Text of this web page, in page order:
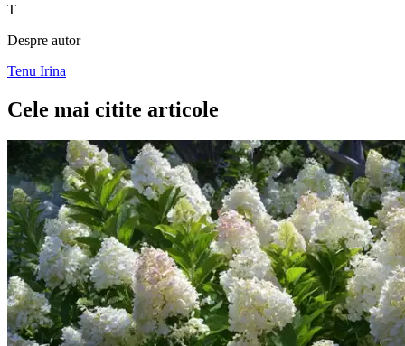
T
Despre autor
Tenu Irina
Cele mai citite articole